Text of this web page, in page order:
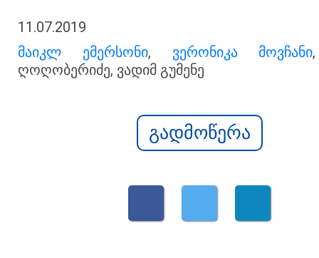
11.07.2019
მაიკლ ემერსონი, ვერონიკა მოვჩანი
ღოღობერიძე, ვადიმ გუმენე
გადმოწერა